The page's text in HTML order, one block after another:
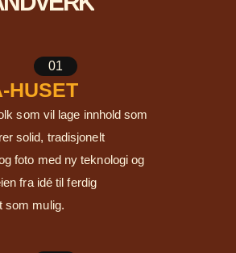
01
HUSET
som vil lage innhold som
solid, tradisjonelt
foto med ny teknologi og
fra idé til ferdig
som mulig.